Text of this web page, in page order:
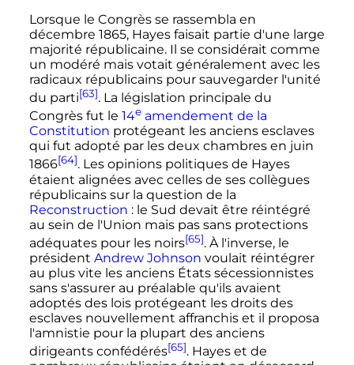
Lorsque le Congrès se rassembla en
décembre 1865, Hayes faisait partie d'une large
majorité républicaine. Il se considérait comme
un modéré mais votait généralement avec les
radicaux républicains pour sauvegarder l'unité
du parti[63]. La législation principale du
Congrès fut le 14e amendement de la
Constitution protégeant les anciens esclaves
qui fut adopté par les deux chambres en juin
1866[64]. Les opinions politiques de Hayes
étaient alignées avec celles de ses collègues
républicains sur la question de la
Reconstruction : le Sud devait être réintégré
au sein de l'Union mais pas sans protections
adéquates pour les noirs[65]. À l'inverse, le
président Andrew Johnson voulait réintégrer
au plus vite les anciens États sécessionnistes
sans s'assurer au préalable qu'ils avaient
adoptés des lois protégeant les droits des
esclaves nouvellement affranchis et il proposa
l'amnistie pour la plupart des anciens
dirigeants confédérés[65]. Hayes et de